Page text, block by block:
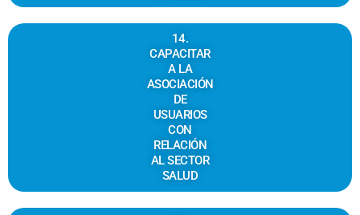
14.
CAPACITAR
A LA
ASOCIACIÓN
DE
USUARIOS
CON
RELACIÓN
AL SECTOR
SALUD